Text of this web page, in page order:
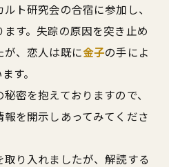
ト研究会の合宿に参加し、
す。失踪の原因を突き止め
が、恋人は既に金子の手によ
す。
密を抱えておりますので、
を開示しあってみてくださ
り入れましたが、解読する